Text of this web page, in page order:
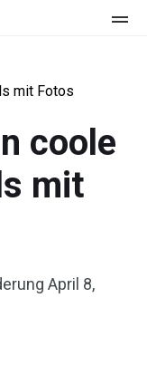
mit Fotos
coole
mit
April 8,